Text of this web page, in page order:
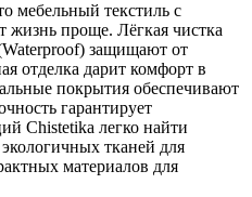
мебельный текстиль с
жизнь проще. Лёгкая чистка
защищают от
отделка дарит комфорт в
покрытия обеспечивают
гарантирует
Chistetika легко найти
тканей для
материалов для